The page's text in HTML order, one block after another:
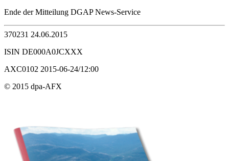
Ende der Mitteilung DGAP News-Service
370231 24.06.2015
ISIN DE000A0JCXXX
AXC0102 2015-06-24/12:00
© 2015 dpa-AFX